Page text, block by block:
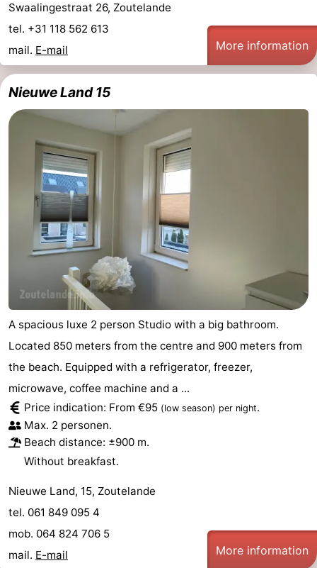
Indoor
playgrounds
-
Bowling
centres
Wellness
centers
Villages
&
Cities
Nature
Guided
Sports
Swimming
Hiking
-
Horse
riding
Golf
courses
-
Sportfishing
Food
&
Beverages
Events
Ring
riding
Practical
Forum
Route
Swaalingestraat 26, Zoutelande
tel. +31 118 562 613
mail. E-mail More information
Nieuwe Land 15
A spacious luxe 2 person Studio with a big bathroom.
Located 850 meters from the centre and 900 meters from
the beach. Equipped with a refrigerator, freezer,
microwave, coffee machine and a ...
Price indication: From €95 (low season) per night.
Max. 2 personen.
Beach distance: ±900 m.
Without breakfast.
Nieuwe Land, 15, Zoutelande
tel. 061 849 095 4
mob. 064 824 706 5
mail. E-mail More information